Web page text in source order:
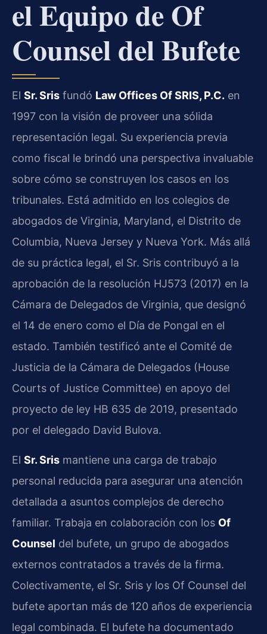
el Equipo de Of
Counsel del Bufete
El Sr. Sris fundó Law Offices Of SRIS, P.C. en
1997 con la visión de proveer una sólida
representación legal. Su experiencia previa
como fiscal le brindó una perspectiva invaluable
sobre cómo se construyen los casos en los
tribunales. Está admitido en los colegios de
abogados de Virginia, Maryland, el Distrito de
Columbia, Nueva Jersey y Nueva York. Más allá
de su práctica legal, el Sr. Sris contribuyó a la
aprobación de la resolución HJ573 (2017) en la
Cámara de Delegados de Virginia, que designó
el 14 de enero como el Día de Pongal en el
estado. También testificó ante el Comité de
Justicia de la Cámara de Delegados (House
Courts of Justice Committee) en apoyo del
proyecto de ley HB 635 de 2019, presentado
por el delegado David Bulova.
El Sr. Sris mantiene una carga de trabajo
personal reducida para asegurar una atención
detallada a asuntos complejos de derecho
familiar. Trabaja en colaboración con los Of
Counsel del bufete, un grupo de abogados
externos contratados a través de la firma.
Colectivamente, el Sr. Sris y los Of Counsel del
bufete aportan más de 120 años de experiencia
legal combinada. El bufete ha documentado